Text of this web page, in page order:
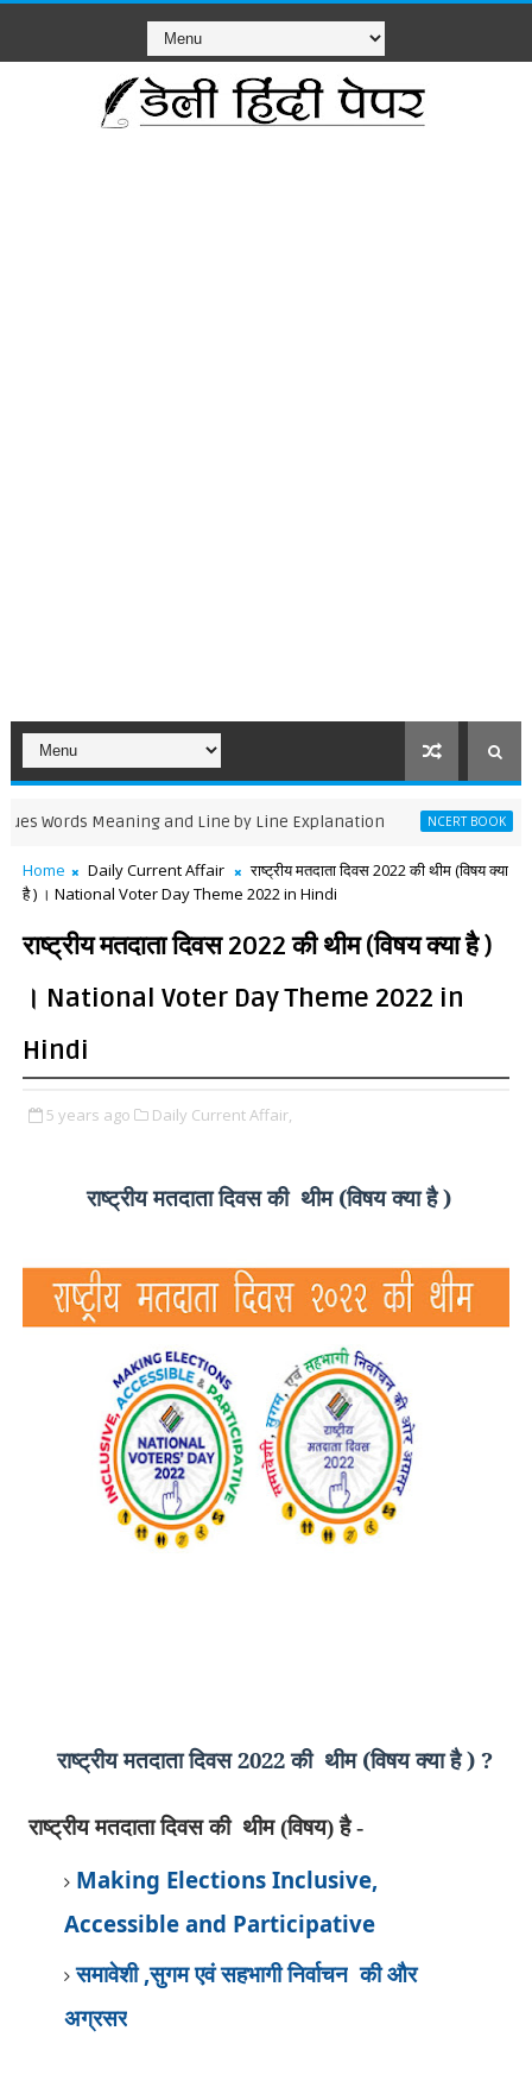
Meaning and Line by Line Explanation NCERT BOOK The
Home Daily Current Affair
राष्ट्रीय मतदाता दिवस 2022 की थीम (विषय क्या
है ) । National Voter Day Theme 2022 in Hindi
राष्ट्रीय मतदाता दिवस 2022 की थीम (विषय क्या है )
। National Voter Day Theme 2022 in
Hindi
5 years ago Daily Current Affair,
राष्ट्रीय मतदाता दिवस की थीम (विषय क्या है )
राष्ट्रीय मतदाता दिवस 2022 की थीम (विषय क्या है ) ?
राष्ट्रीय मतदाता दिवस की थीम (विषय) है -
Making Elections Inclusive,
Accessible and Participative
समावेशी,सुगम एवं सहभागी निर्वाचन की और
अग्रसर